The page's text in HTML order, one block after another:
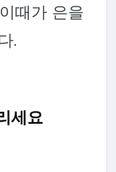
때가 은을
.
세요